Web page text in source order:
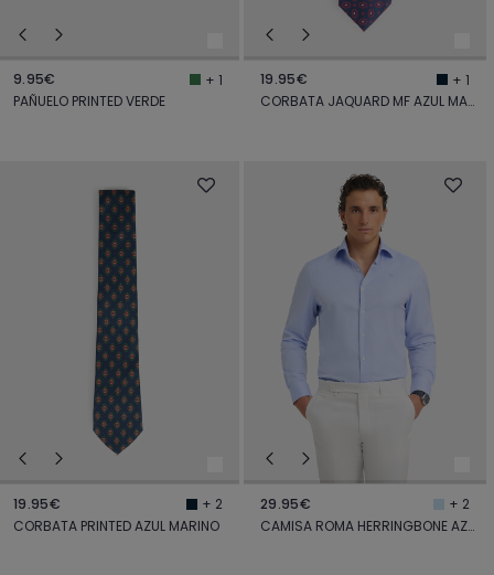
9.95€
+ 1
PAÑUELO PRINTED VERDE
19.95€
+ 1
CORBATA JAQUARD MF AZUL MARINO
19.95€
+ 2
CORBATA PRINTED AZUL MARINO
29.95€
+ 2
CAMISA ROMA HERRINGBONE AZUL